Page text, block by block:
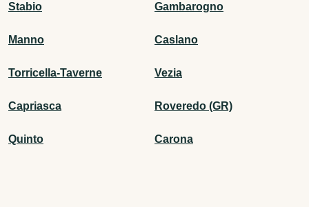
Stabio Gambarogno
Manno Caslano
Torricella-Taverne Vezia
Capriasca Roveredo (GR)
Quinto Carona